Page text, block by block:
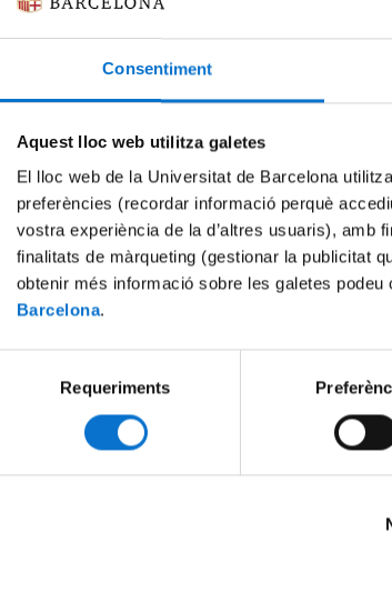
Consentiment
Aquest lloc web utilitza galetes
El lloc web de la Universitat de Barcelona
preferències (recordar informació perquè
vostra experiència de la d’altres usuaris), amb
finalitats de màrqueting (gestionar la publicitat
obtenir més informació sobre les galetes podeu
Barcelona.
Requeriments